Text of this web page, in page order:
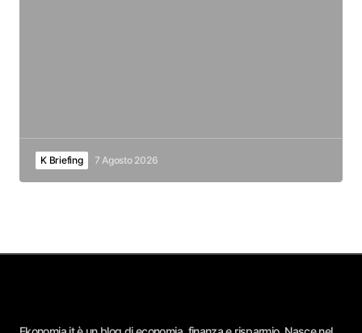
K Briefing 7 Agosto 2026